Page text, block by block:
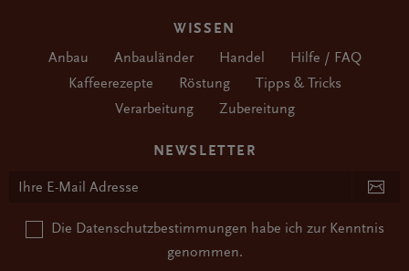
WISSEN
Anbau
Anbauländer Handel
Hilfe / FAQ
Kaffeerezepte
Röstung
Tipps & Tricks
Verarbeitung
Zubereitung
NEWSLETTER
Die Datenschutzbestimmungen habe ich zur Kenntnis
genommen.